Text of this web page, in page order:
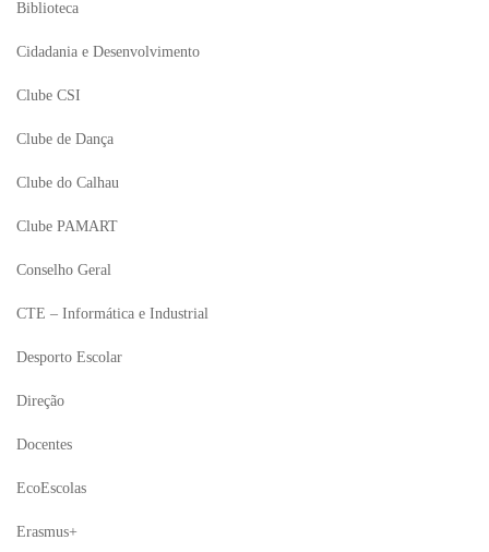
Biblioteca
Cidadania e Desenvolvimento
Clube CSI
Clube de Dança
Clube do Calhau
Clube PAMART
Conselho Geral
CTE – Informática e Industrial
Desporto Escolar
Direção
Docentes
EcoEscolas
Erasmus+